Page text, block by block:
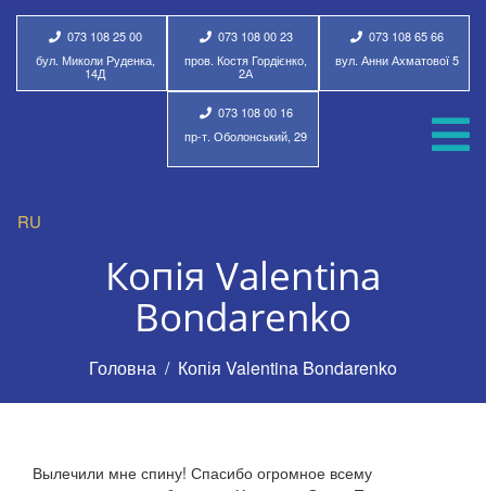
073 108 25 00
бул. Миколи Руденка,
14Д
073 108 00 23
пров. Костя Гордієнко,
2А
073 108 65 66
вул. Анни Ахматової 5
073 108 00 16
пр-т. Оболонський, 29
RU
Копія Valentina
Bondarenko
Головна Копія Valentina Bondarenko
Вылечили мне спину! Спасибо огромное всему